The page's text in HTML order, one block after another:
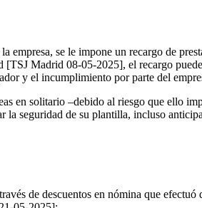
empresa, se le impone un recargo de
Madrid 08-05-2025], el recargo
y el incumplimiento por parte del
en solitario –debido al riesgo que ello
seguridad de su plantilla, incluso
de descuentos en nómina que